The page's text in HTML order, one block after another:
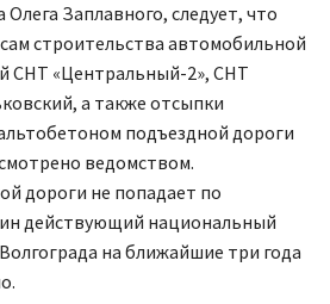
Олега Заплавного, следует, что
строительства автомобильной
СНТ «Центральный-2», СНТ
а также отсыпки
подъездной дороги
ведомством.
дороги не попадает по
действующий национальный
на ближайшие три года